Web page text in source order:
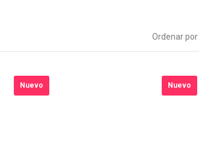
Nuevo Nuevo